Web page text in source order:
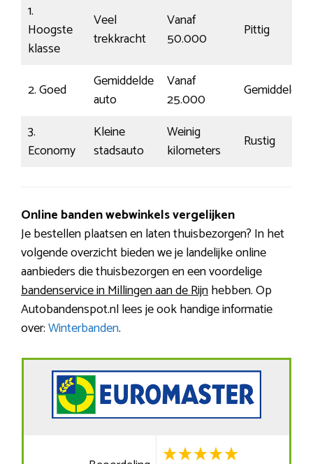
1.
Hoogste
klasse
Veel
trekkracht
Vanaf
50.000
Pittig
2. Goed
Gemiddelde
auto
Vanaf
25.000
Gemiddeld
3.
Economy
Kleine
stadsauto
Weinig
kilometers
Rustig
Online banden webwinkels vergelijken
Je bestellen plaatsen en laten thuisbezorgen? In het
volgende overzicht bieden we je landelijke online
aanbieders die thuisbezorgen en een voordelige
bandenservice in Millingen aan de Rijnhebben. Op
Autobandenspot.nl lees je ook handige informatie
over:Winterbanden.